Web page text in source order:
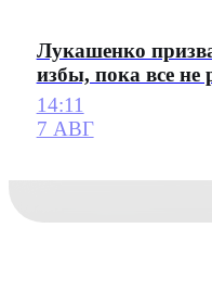
Лукашенко
избы, пока все не
14:11
7 АВГ